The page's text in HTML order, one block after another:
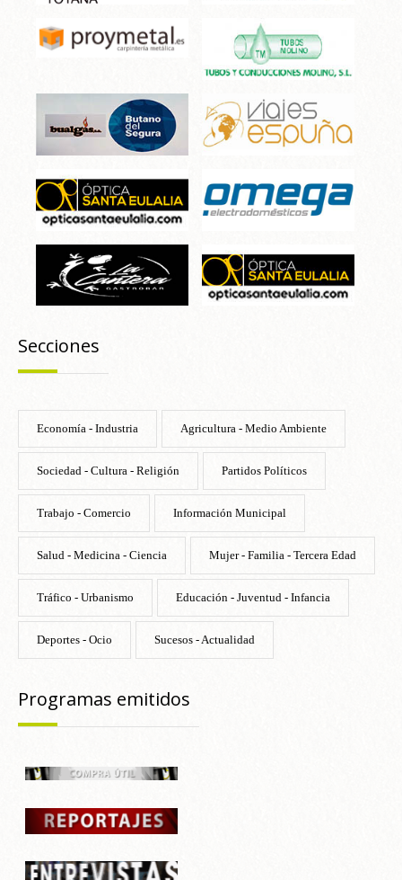
Secciones
Economía - Industria Agricultura - Medio Ambiente
Sociedad - Cultura - Religión Partidos Políticos
Trabajo - Comercio Información Municipal
Salud - Medicina - Ciencia Mujer - Familia - Tercera Edad
Tráfico - Urbanismo Educación - Juventud - Infancia
Deportes - Ocio Sucesos - Actualidad
Programas emitidos